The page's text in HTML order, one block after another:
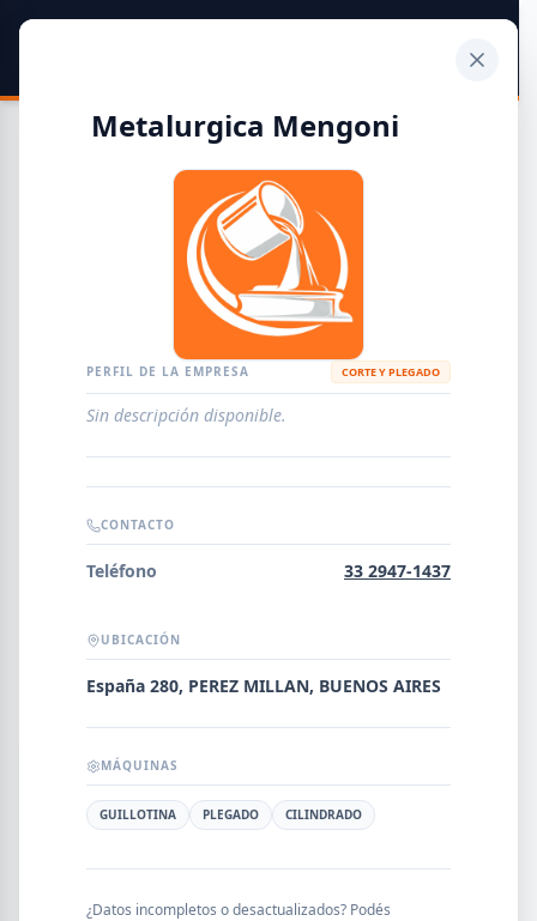
Guía de Empresas Metalúrgicas y Siderúrgicas
METALÚRGICAS
EMPRESAS AGREGAR EMPRESA
Error al cargar empresas.
NOMBRE
Metalurgica Mengoni
PERFIL DE LA EMPRESA CORTE Y PLEGADO
Sin descripción disponible.
CONTACTO
Teléfono 33 2947-1437
UBICACIÓN
España 280, PEREZ MILLAN, BUENOS AIRES
MÁQUINAS
GUILLOTINA PLEGADO CILINDRADO
¿Datos incompletos o desactualizados? Podés